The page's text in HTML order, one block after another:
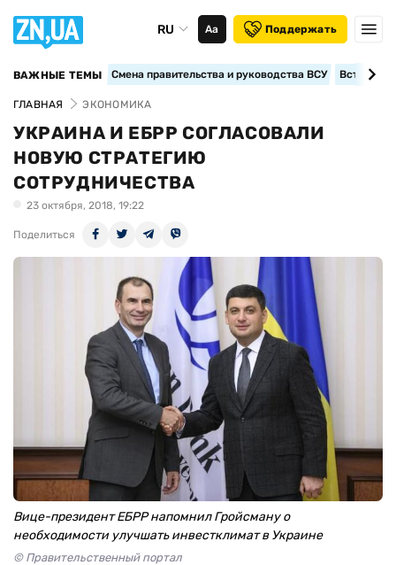
RU Аа Поддержать
ВАЖНЫЕ ТЕМЫ Смена правительства и руководства ВСУ
ГЛАВНАЯ ЭКОНОМИКА
УКРАИНА И ЕБРР СОГЛАСОВАЛИ
НОВУЮ СТРАТЕГИЮ
СОТРУДНИЧЕСТВА
23 октября, 2018, 19:22
Поделиться
Вице-президент ЕБРР напомнил Гройсману о
необходимости улучшать инвестклимат в Украине
© Правительственный портал